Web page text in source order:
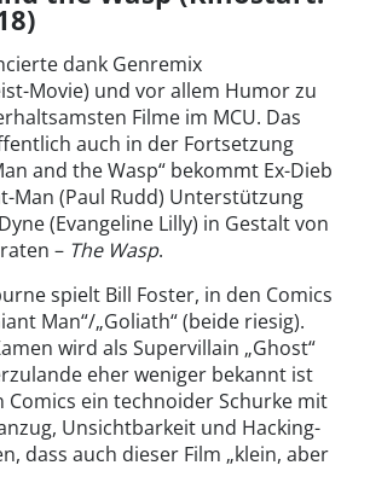
dank Genremix
Movie) und vor allem Humor zu
Filme im MCU. Das
auch in der Fortsetzung
and the Wasp“ bekommt Ex-Dieb
Man (Paul Rudd) Unterstützung
(Evangeline Lilly) in Gestalt von
– The Wasp.
spielt Bill Foster, in den Comics
Man“/„Goliath“ (beide riesig).
wird als Supervillain „Ghost“
eher weniger bekannt ist
Comics ein technoider Schurke mit
Unsichtbarkeit und Hacking-
dass auch dieser Film „klein, aber